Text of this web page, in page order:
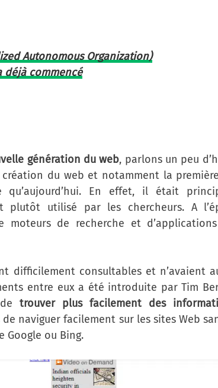
Autonomous Organization)
déjà commencé
génération du web, parlons un peu
du web et notamment la
qu’aujourd’hui. En effet, il était
plutôt utilisé par les chercheurs. A
moteurs de recherche et
difficilement consultables et n’avaient
entre eux a été introduite par Tim
trouver plus facilement des
naviguer facilement sur les sites Web
Google ou Bing.